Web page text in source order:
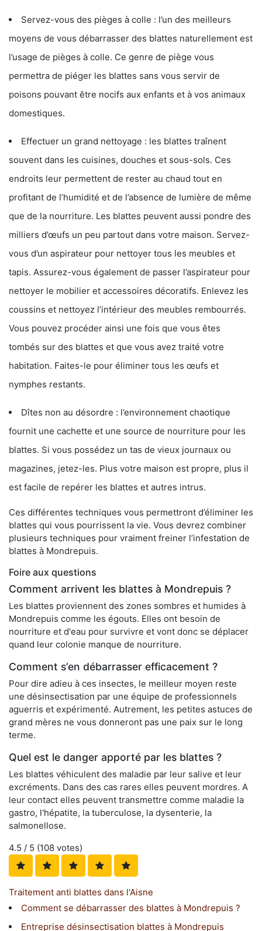
Servez-vous des pièges à colle : l’un des meilleurs
moyens de vous débarrasser des blattes naturellement est
l’usage de pièges à colle. Ce genre de piège vous
permettra de piéger les blattes sans vous servir de
poisons pouvant être nocifs aux enfants et à vos animaux
domestiques.
Effectuer un grand nettoyage : les blattes traînent
souvent dans les cuisines, douches et sous-sols. Ces
endroits leur permettent de rester au chaud tout en
profitant de l’humidité et de l’absence de lumière de même
que de la nourriture. Les blattes peuvent aussi pondre des
milliers d’œufs un peu partout dans votre maison. Servez-
vous d’un aspirateur pour nettoyer tous les meubles et
tapis. Assurez-vous également de passer l’aspirateur pour
nettoyer le mobilier et accessoires décoratifs. Enlevez les
coussins et nettoyez l’intérieur des meubles rembourrés.
Vous pouvez procéder ainsi une fois que vous êtes
tombés sur des blattes et que vous avez traité votre
habitation. Faites-le pour éliminer tous les œufs et
nymphes restants.
Dîtes non au désordre : l’environnement chaotique
fournit une cachette et une source de nourriture pour les
blattes. Si vous possédez un tas de vieux journaux ou
magazines, jetez-les. Plus votre maison est propre, plus il
est facile de repérer les blattes et autres intrus.
Ces différentes techniques vous permettront d’éliminer les
blattes qui vous pourrissent la vie. Vous devrez combiner
plusieurs techniques pour vraiment freiner l’infestation de
blattes à Mondrepuis.
Foire aux questions
Comment arrivent les blattes à Mondrepuis ?
Les blattes proviennent des zones sombres et humides à
Mondrepuis comme les égouts. Elles ont besoin de
nourriture et d'eau pour survivre et vont donc se déplacer
quand leur colonie manque de nourriture.
Comment s’en débarrasser efficacement ?
Pour dire adieu à ces insectes, le meilleur moyen reste
une désinsectisation par une équipe de professionnels
aguerris et expérimenté. Autrement, les petites astuces de
grand mères ne vous donneront pas une paix sur le long
terme.
Quel est le danger apporté par les blattes ?
Les blattes véhiculent des maladie par leur salive et leur
excréments. Dans des cas rares elles peuvent mordres. A
leur contact elles peuvent transmettre comme maladie la
gastro, l'hépatite, la tuberculose, la dysenterie, la
salmonellose.
4.5 / 5 (108 votes)
Traitement anti blattes dans l'Aisne
Comment se débarrasser des blattes à Mondrepuis ?
Entreprise désinsectisation blattes à Mondrepuis